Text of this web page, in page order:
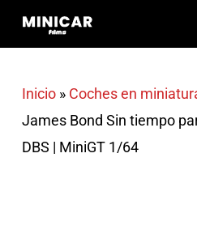
Skip
content
Inicio» Coches en
James Bond Sin tiempo
DBS | MiniGT 1/64